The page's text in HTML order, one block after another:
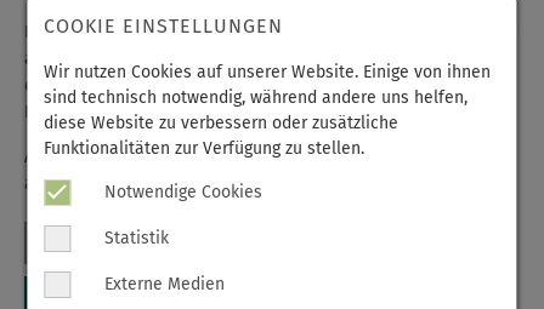
Die kleine Leni Lotta wurde 08:18 Uhr geboren. Sie bringt 2650 g
auf die Waage und ist 50 cm lang. Am Abend folgte David. Er
erblickte 20:09 Uhr mit den Maßen von 4090 g und 56 cm das
Licht der Welt.
Alles Liebe für eure Zukunft wünscht euch das Storchenteam
aus Annaberg-Buchholz.
COOKIE EINSTELLUNGEN
Wir nutzen Cookies auf unserer Website. Einige von ihnen
sind technisch notwendig, während andere uns helfen,
diese Website zu verbessern oder zusätzliche
Funktionalitäten zur Verfügung zu stellen.
Notwendige Cookies
Statistik
Externe Medien